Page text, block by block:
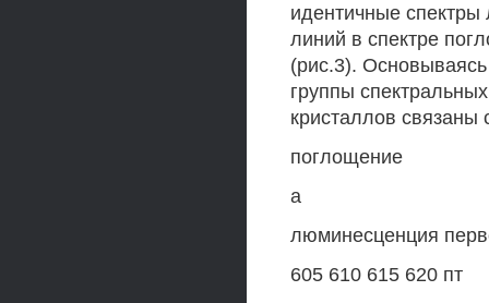
идентичные
линий в спектре
(рис.3).
группы
кристаллов связаны
поглощение
а
люминесценция
605 610 615 620 пт